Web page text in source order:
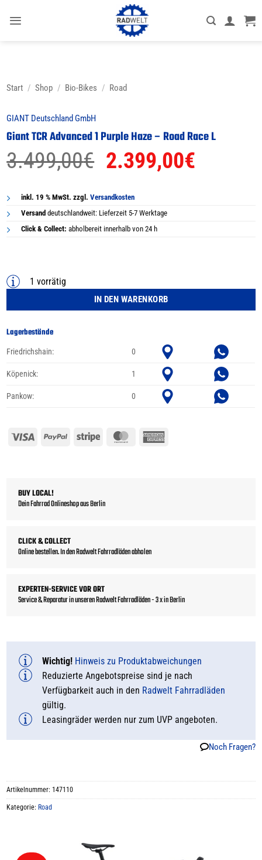
Inhalt
Start / Shop / Bio-Bikes / Road
GIANT Deutschland GmbH
Giant TCR Advanced 1 Purple Haze – Road Race L
3.499,00€ Ursprünglicher
war:
3.499,00€
2.399,00€
inkl. 19 % MwSt. zzgl.Versandkosten
Versand deutschlandweit: Lieferzeit 5-7 Werktage
Click & Collect: abholbereit innerhalb von 24 h
1 vorrätig
IN DEN WARENKORB
Lagerbestände
Friedrichshain: 0
Köpenick: 1
Pankow: 0
Visa PayPal Stripe MasterCard
BUY LOCAL!
Dein Fahrrad Onlineshop aus Berlin
CLICK & COLLECT
Online bestellen. In den Radwelt Fahrradläden abholen
EXPERTEN-SERVICE VOR ORT
Service & Reparatur in unseren Radwelt Fahrradläden - 3 x in Berlin
Wichtig! Hinweis zu Produktabweichungen
Reduzierte Angebotspreise sind je nach
Verfügbarkeit auch in den Radwelt Fahrradläden
gültig.
Leasingräder werden nur zum UVP angeboten.
Noch Fragen?
Artikelnummer: 147110
Kategorie: Road